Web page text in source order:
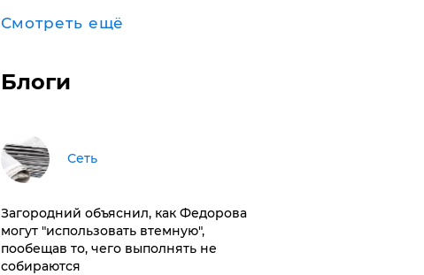
Смотреть ещё
Блоги
Сеть
Загородний объяснил, как Федорова
могут "использовать втемную",
пообещав то, чего выполнять не
собираются